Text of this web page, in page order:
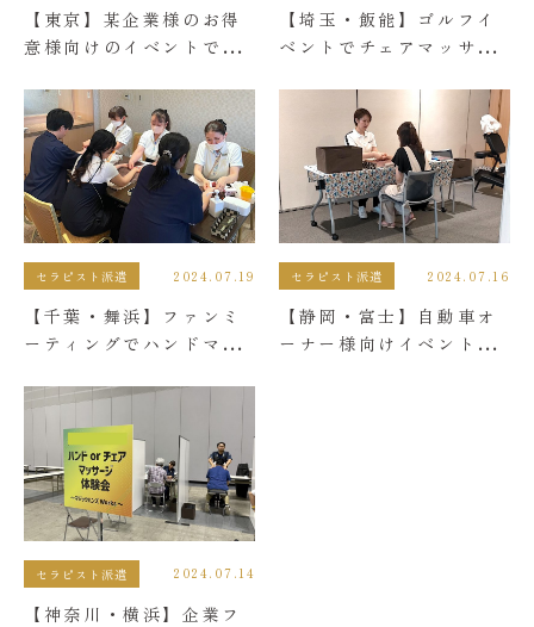
【東京】某企業様のお得
意様向けのイベントでチ
ました。
【埼玉・飯能】ゴルフイ
ベントでチェアマッサー
セラピスト派遣 2024.07.19
【千葉・舞浜】ファンミ
ーティングでハンドマッ
セラピスト派遣 2024.07.16
【静岡・富士】自動車オ
ーナー様向けイベントで
セラピスト派遣 2024.07.14
【神奈川・横浜】企業フ